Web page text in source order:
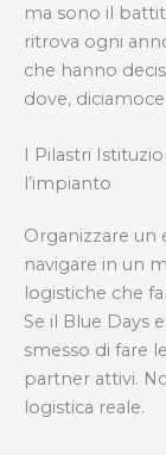
ma sono il
ritrova ogni
che hanno
dove,
I Pilastri
l’impianto
Organizzare un
navigare in un
logistiche che
Se il Blue Days
smesso di fare
partner attivi.
logistica reale.